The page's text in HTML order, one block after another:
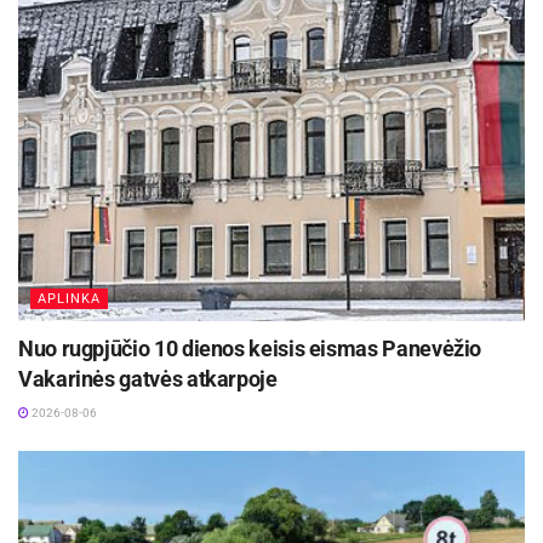
rūmų prezidentas Zigmantas Dargevičius.
Renginio metu simboliniai raktai buvo įteikti
Kauno prekybos, pramonės ir amatų rūmų
viceprezidentui Vyčiui Arlauskui, laikinai VšĮ
„Raudondvario dvaras“ direktorės pareigas
einančiai Kotrynai Ingai Morkūnaitei ir Civilinės
metrikacijos skyriaus vedėjai Skirmantei
Subačienei.
Aktualios naujienos
2026-08-07
Rugsėjo 11–13 dienomis Panevėžys švęs 523-
iąjį gimtadienį
APLINKA
Nuo rugpjūčio 10 dienos keisis eismas Panevėžio
Vakarinės gatvės atkarpoje
2026-08-06